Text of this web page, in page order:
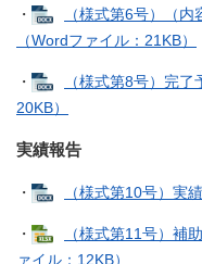
・
（様式第6号）（
（Wordファイル：21KB）
・
（様式第8号）完
20KB）
実績報告
・ （様式第10号）実
・
（様式第11号）補
ァイル：12KB）